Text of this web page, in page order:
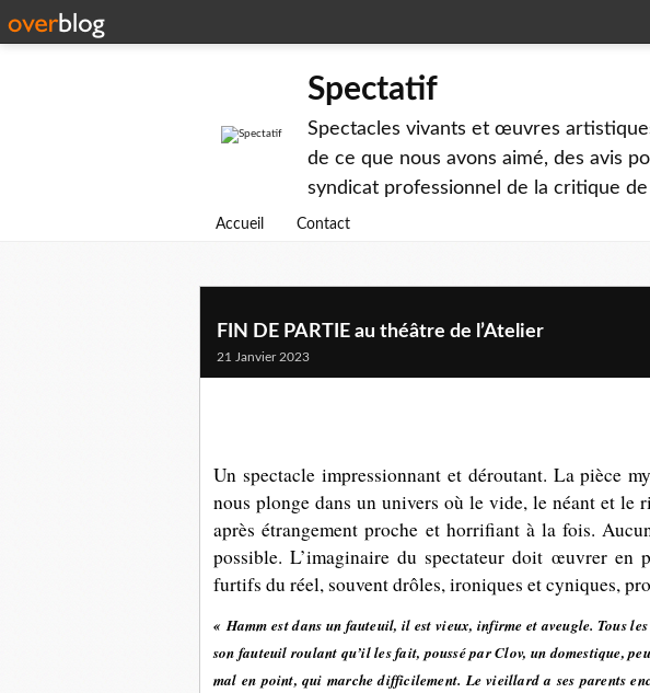
Spectatif
Spectacles vivants et œuvres
de ce que nous avons aimé, des avis
syndicat professionnel de la critique
Accueil Contact
FIN DE PARTIE au théâtre de l’Atelier
21 Janvier 2023
Un spectacle impressionnant et déroutant. La pièce
nous plonge dans un univers où le vide, le néant et
après étrangement proche et horrifiant à la fois.
possible. L’imaginaire du spectateur doit œuvrer en
furtifs du réel, souvent drôles, ironiques et cyniques,
« Hamm est dans un fauteuil, il est vieux, infirme et aveugle. Tous
son fauteuil roulant qu’il les fait, poussé par Clov, un domestique,
mal en point, qui marche difficilement. Le vieillard a ses parents